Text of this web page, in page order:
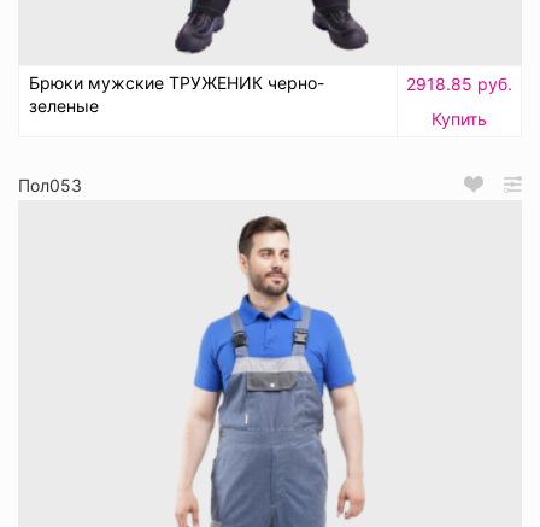
Брюки мужские ТРУЖЕНИК черно-
зеленые
2918.85 руб.
Купить
Пол053